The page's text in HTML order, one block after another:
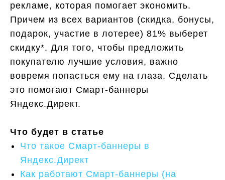
рекламе, которая помогает экономить.
Причем из всех вариантов (скидка, бонусы,
подарок, участие в лотерее) 81% выберет
скидку*. Для того, чтобы предложить
покупателю лучшие условия, важно
вовремя попасться ему на глаза. Сделать
это помогают Смарт-баннеры
Яндекс.Директ.
Что будет в статье
Что такое Смарт-баннеры в
Яндекс.Директ
Как работают Смарт-баннеры (на